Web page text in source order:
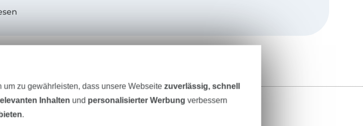
Meine Mutter hat damals in einer
mit meinem Blog und seit 2020 Jahr
Safilou
steht für anfängertaugliche, sportliche
Schnittmuster, die ganz einfach mit einer
Schritt-für-Schritt Anleitung nach genäht
Das passt dazu
um zu gewährleisten, dass unsere Webseitezuverlässig, schnell
Inhalten und personalisierter Werbung verbessern
.